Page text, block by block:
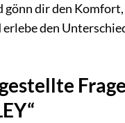
dir den
erlebe den